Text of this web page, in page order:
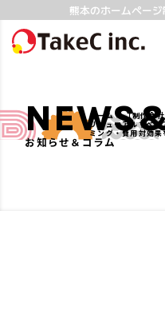
熊本のホームペー
お知らせ＆コラム
ホーム»【制作会
リニューアルすべ
ミング・費用対効